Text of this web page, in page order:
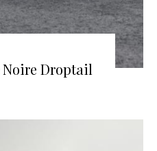
Noire Droptail